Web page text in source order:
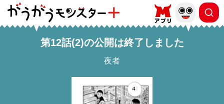
第12話(2)の公開は終了しました
夜者